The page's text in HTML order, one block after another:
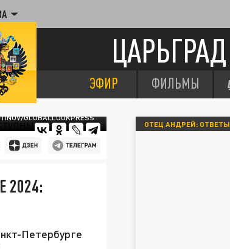
ЦАРЬГРАД
ЭФИР ФИЛЬМЫ
GLOBALLOOKPRESS
2024:
Петербурге
ОТЕЦ АНДРЕЙ: ОТВЕТЫ